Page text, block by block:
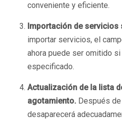
conveniente y eficiente.
Importación de servicios
importar servicios, el
ahora puede ser omitido
especificado.
Actualización de la lista
agotamiento. Después
desaparecerá